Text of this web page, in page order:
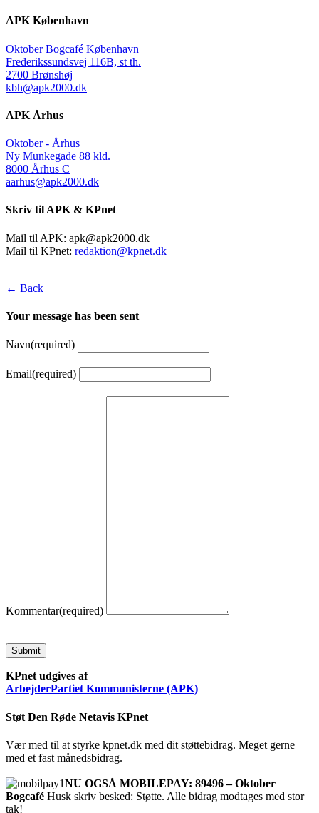
APK København
Oktober Bogcafé København
Frederikssundsvej 116B, st th.
2700 Brønshøj
kbh@apk2000.dk
APK Århus
Oktober - Århus
Ny Munkegade 88 kld.
8000 Århus C
aarhus@apk2000.dk
Skriv til APK & KPnet
Mail til APK: apk@apk2000.dk
Mail til KPnet: redaktion@kpnet.dk
← Back
Your message has been sent
Navn(required)
Email(required)
Kommentar(required)
Submit
KPnet udgives af
ArbejderPartiet Kommunisterne (APK)
Støt Den Røde Netavis KPnet
Vær med til at styrke kpnet.dk med dit støttebidrag. Meget gerne
med et fast månedsbidrag.
NU OGSÅ MOBILEPAY: 89496 – Oktober
Bogcafé Husk skriv besked: Støtte. Alle bidrag modtages med stor
tak!